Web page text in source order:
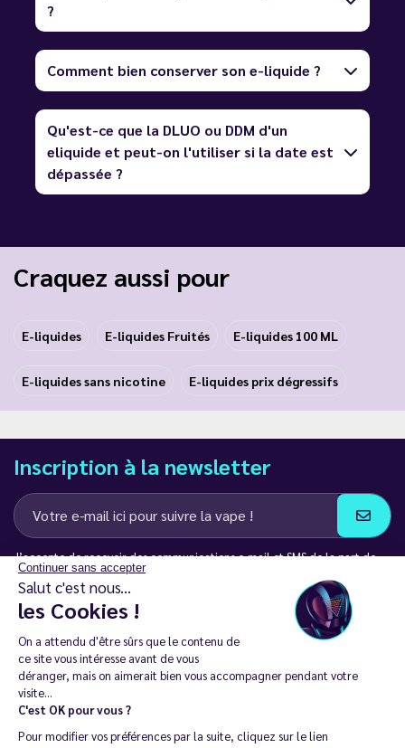
Continuer sans accepter
Salut c'est nous...
les Cookies !
On a attendu d'être sûrs que le contenu de
ce site vous intéresse avant de vous
déranger, mais on aimerait bien vous accompagner pendant votre
visite...
C'est OK pour vous ?
Pour modifier vos préférences par la suite, cliquez sur le lien
?
Comment bien conserver son e-liquide ?
Qu'est-ce que la DLUO ou DDM d'un
eliquide et peut-on l'utiliser si la date est
dépassée ?
Craquez aussi pour
E-liquides E-liquides Fruités E-liquides 100 ML
E-liquides sans nicotine E-liquides prix dégressifs
Inscription à la newsletter
J’accepte de recevoir des communications e-mail et SMS de la part de
LD Groupe
Restez en contact
La vente de cigarette électronique est interdite chez les moins de
18 ans. 🔞